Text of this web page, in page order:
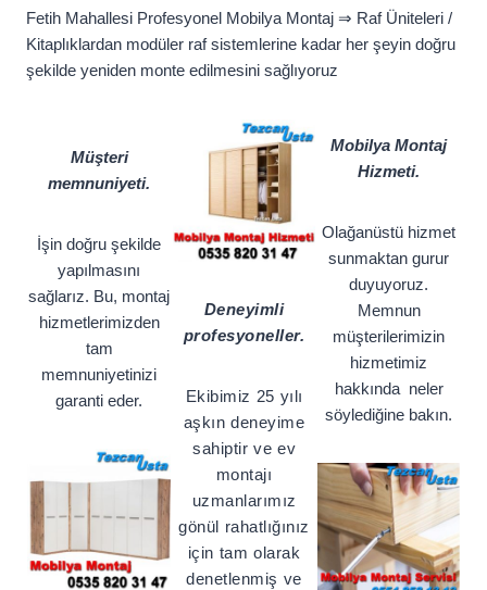
Fetih Mahallesi Profesyonel Mobilya Montaj ⇒ Raf Üniteleri /
Kitaplıklardan modüler raf sistemlerine kadar her şeyin doğru
şekilde yeniden monte edilmesini sağlıyoruz
Müşteri
memnuniyeti.
İşin doğru şekilde
yapılmasını
sağlarız. Bu, montaj
hizmetlerimizden
tam
memnuniyetinizi
garanti eder.
Deneyimli
profesyoneller.
Ekibimiz 25 yılı
aşkın deneyime
sahiptir ve ev
montajı
uzmanlarımız
gönül rahatlığınız
için tam olarak
denetlenmiş ve
Mobilya Montaj
Hizmeti.
Olağanüstü hizmet
sunmaktan gurur
duyuyoruz.
Memnun
müşterilerimizin
hizmetimiz
hakkında neler
söylediğine bakın.